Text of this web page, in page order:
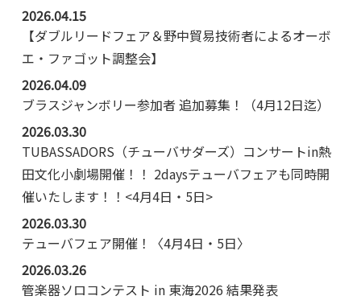
2026.04.15
【ダブルリードフェア＆野中貿易技術者によるオーボ
エ・ファゴット調整会】
2026.04.09
ブラスジャンボリー参加者 追加募集！（4月12日迄）
2026.03.30
TUBASSADORS（チューバサダーズ）コンサートin熱
田文化小劇場開催！！ 2daysテューバフェアも同時開
催いたします！！<4月4日・5日>
2026.03.30
テューバフェア開催！〈4月4日・5日〉
2026.03.26
管楽器ソロコンテスト in 東海2026 結果発表